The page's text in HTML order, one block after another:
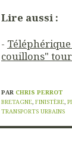
Lire aussi :
-
couillons"
PAR CHRIS PERROT
BRETAGNE, FINISTÈRE,
TRANSPORTS URBAINS